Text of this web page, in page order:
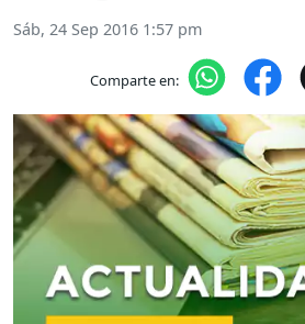
Sáb, 24 Sep 2016 1:57 pm
Comparte en: